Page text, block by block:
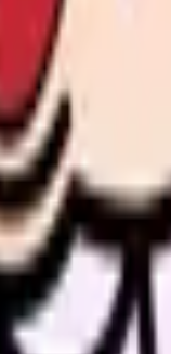
ませんか。
、少し休むべき